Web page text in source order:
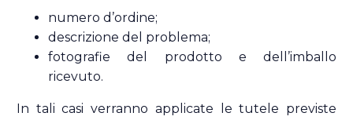
numero d’ordine;
descrizione del problema;
fotografie del prodotto e dell’imballo
ricevuto.
In tali casi verranno applicate le tutele previste